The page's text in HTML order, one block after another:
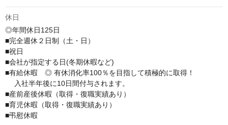
休日
◎年間休日125日
■完全週休２日制（土・日）
■祝日
■会社が指定する日(冬期休暇など)
■有給休暇　◎ 有休消化率100％を目指して積極的に取得！
入社半年後に10日間付与されます。
■産前産後休暇（取得・復職実績あり）
■育児休暇（取得・復職実績あり）
■弔慰休暇